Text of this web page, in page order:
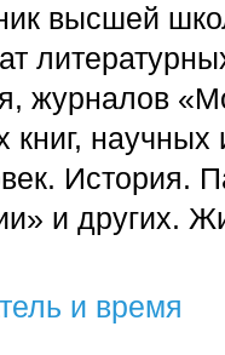
высшей
журналов
книг,
История.
и других.
и время